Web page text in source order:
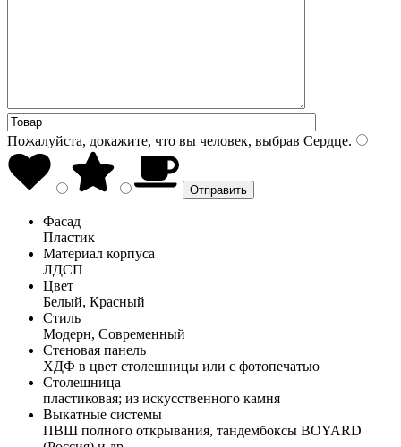
Пожалуйста, докажите, что вы человек, выбрав Сердце.
Фасад
Пластик
Материал корпуса
ЛДСП
Цвет
Белый, Красный
Стиль
Модерн, Современный
Стеновая панель
ХДФ в цвет столешницы или с фотопечатью
Столешница
пластиковая; из искусственного камня
Выкатные системы
ПВШ полного открывания, тандембоксы BOYARD